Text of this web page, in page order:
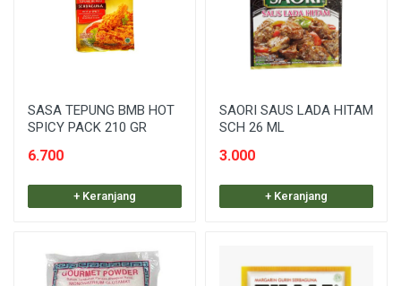
SASA TEPUNG BMB HOT
SPICY PACK 210 GR
6.700
+ Keranjang
SAORI SAUS LADA HITAM
SCH 26 ML
3.000
+ Keranjang